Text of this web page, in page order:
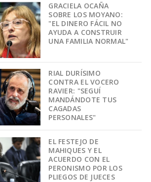
GRACIELA OCAÑA
SOBRE LOS MOYANO:
"EL DINERO FÁCIL NO
AYUDA A CONSTRUIR
UNA FAMILIA NORMAL"
RIAL DURÍSIMO
CONTRA EL VOCERO
RAVIER: "SEGUÍ
MANDÁNDOTE TUS
CAGADAS
PERSONALES"
EL FESTEJO DE
MAHIQUES Y EL
ACUERDO CON EL
PERONISMO POR LOS
PLIEGOS DE JUECES